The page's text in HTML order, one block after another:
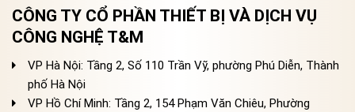
CÔNG TY CỔ PHẦN THIẾT BỊ VÀ DỊCH VỤ
CÔNG NGHỆ T&M
VP Hà Nội: Tầng 2, Số 110 Trần Vỹ, phường Phú Diễn, Thành
phố Hà Nội
VP Hồ Chí Minh: Tầng 2, 154 Phạm Văn Chiêu, Phường